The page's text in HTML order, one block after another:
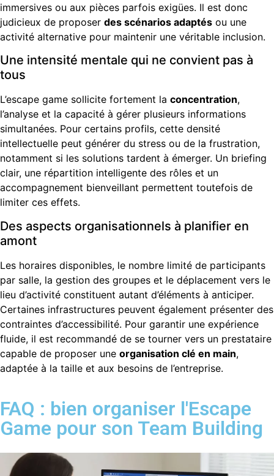
immersives ou aux pièces parfois exigües. Il est donc
judicieux de proposer des scénarios adaptés ou une
activité alternative pour maintenir une véritable inclusion.
Une intensité mentale qui ne convient pas à
tous
L’escape game sollicite fortement la concentration,
l’analyse et la capacité à gérer plusieurs informations
simultanées. Pour certains profils, cette densité
intellectuelle peut générer du stress ou de la frustration,
notamment si les solutions tardent à émerger. Un briefing
clair, une répartition intelligente des rôles et un
accompagnement bienveillant permettent toutefois de
limiter ces effets.
Des aspects organisationnels à planifier en
amont
Les horaires disponibles, le nombre limité de participants
par salle, la gestion des groupes et le déplacement vers le
lieu d’activité constituent autant d’éléments à anticiper.
Certaines infrastructures peuvent également présenter des
contraintes d’accessibilité. Pour garantir une expérience
fluide, il est recommandé de se tourner vers un prestataire
capable de proposer une organisation clé en main,
adaptée à la taille et aux besoins de l’entreprise.
FAQ : bien organiser l'Escape
Game pour son Team Building